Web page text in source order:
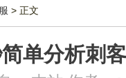
> 正文
单分析刺